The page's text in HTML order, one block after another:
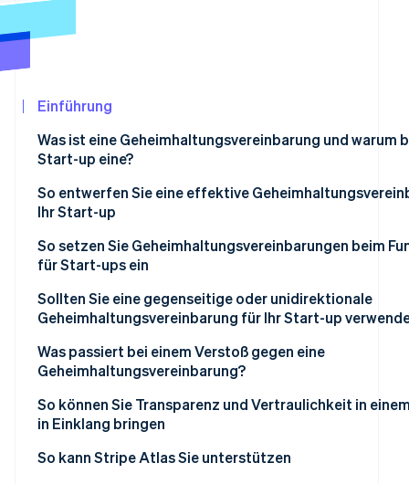
Betrugsprävention
Atlas
Stripe-Sessions 2026
Erfahren Sie, wie Stripe Lösungen für die
Einführung
Was ist eine Geheimhaltungsvereinbarung und warum
Start-up eine?
So entwerfen Sie eine effektive
Ihr Start-up
So setzen Sie Geheimhaltungsvereinbarungen beim
für Start-ups ein
Sollten Sie eine gegenseitige oder unidirektionale
Geheimhaltungsvereinbarung für Ihr Start-up
Einseitige Geheimhaltungsvereinbarungen
Gegenseitige Geheimhaltungsvereinbarungen
Was passiert bei einem Verstoß gegen eine
Geheimhaltungsvereinbarung?
Eine Unterlassungserklärung
Eine einstweilige Verfügung
Finanzielle Schäden
So können Sie Transparenz und Vertraulichkeit in
in Einklang bringen
Was vertraulich bleiben muss
So kann Stripe Atlas Sie unterstützen